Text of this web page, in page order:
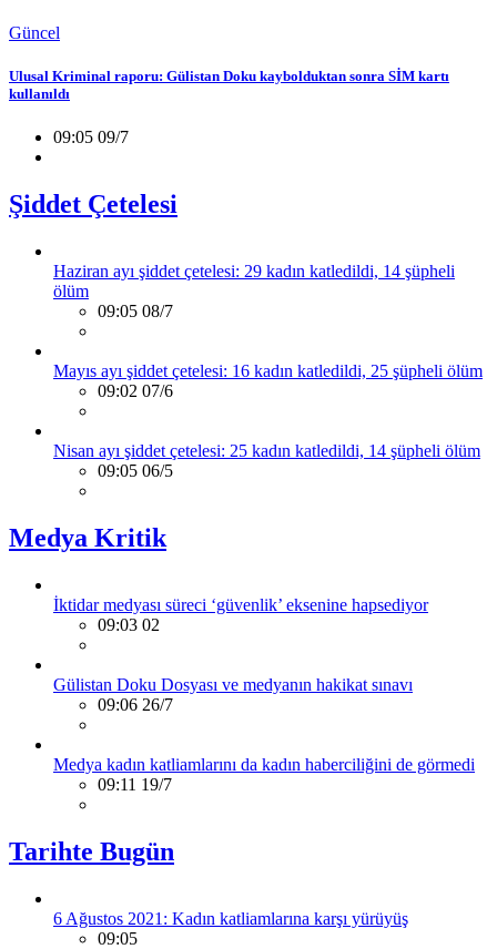
Güncel
Ulusal Kriminal raporu: Gülistan Doku kaybolduktan sonra SİM kartı
kullanıldı
09:05 09/7
Şiddet Çetelesi
Haziran ayı şiddet çetelesi: 29 kadın katledildi, 14 şüpheli
ölüm
09:05 08/7
Mayıs ayı şiddet çetelesi: 16 kadın katledildi, 25 şüpheli ölüm
09:02 07/6
Nisan ayı şiddet çetelesi: 25 kadın katledildi, 14 şüpheli ölüm
09:05 06/5
Medya Kritik
İktidar medyası süreci ‘güvenlik’ eksenine hapsediyor
09:03 02
Gülistan Doku Dosyası ve medyanın hakikat sınavı
09:06 26/7
Medya kadın katliamlarını da kadın haberciliğini de görmedi
09:11 19/7
Tarihte Bugün
6 Ağustos 2021: Kadın katliamlarına karşı yürüyüş
09:05